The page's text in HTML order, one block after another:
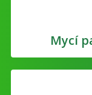
Mycí